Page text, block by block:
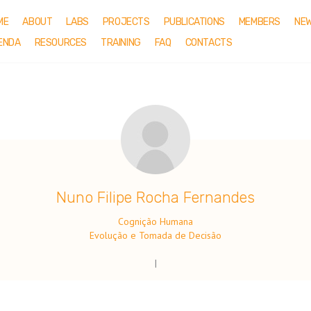
ABOUT LABS PROJECTS PUBLICATIONS MEMBERS
RESOURCES TRAINING FAQ CONTACTS
Nuno Filipe Rocha Fernandes
Cognição Humana
Evolução e Tomada de Decisão
|
.